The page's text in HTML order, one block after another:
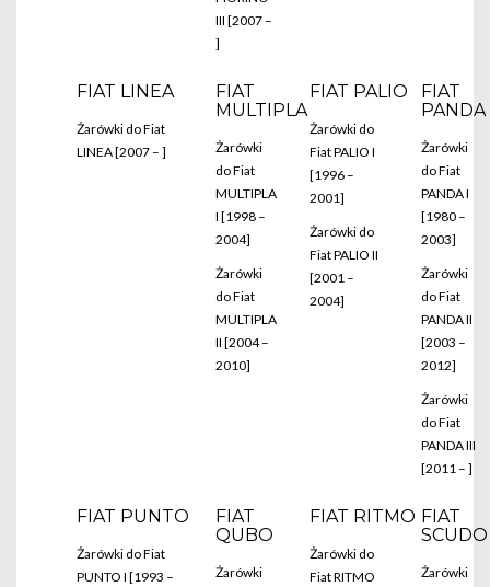
III [2007 –
]
FIAT LINEA
Żarówki do Fiat
LINEA [2007 – ]
FIAT
MULTIPLA
Żarówki
do Fiat
MULTIPLA
I [1998 –
2004]
Żarówki
do Fiat
MULTIPLA
II [2004 –
2010]
FIAT PALIO
Żarówki do
Fiat PALIO I
[1996 –
2001]
Żarówki do
Fiat PALIO II
[2001 –
2004]
FIAT
PANDA
Żarówki
do Fiat
PANDA I
[1980 –
2003]
Żarówki
do Fiat
PANDA II
[2003 –
2012]
Żarówki
do Fiat
PANDA III
[2011 – ]
FIAT PUNTO
Żarówki do Fiat
PUNTO I [1993 –
FIAT
QUBO
Żarówki
FIAT RITMO
Żarówki do
Fiat RITMO
FIAT
SCUDO
Żarówki